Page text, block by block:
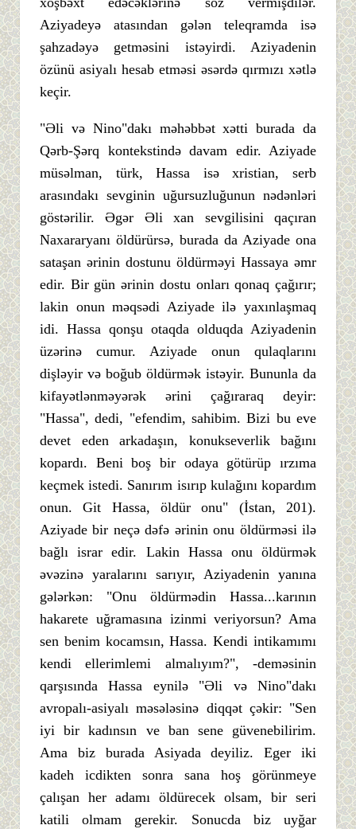
Aziyadeyə atasından gələn teleqramda isə
şahzadəyə getməsini istəyirdi. Aziyadenin
özünü asiyalı hesab etməsi əsərdə qırmızı xətlə
keçir.
"Əli və Nino"dakı məhəbbət xətti burada da
Qərb-Şərq kontekstində davam edir. Aziyade
müsəlman, türk, Hassa isə xristian, serb
arasındakı sevginin uğursuzluğunun nədənləri
göstərilir. Əgər Əli xan sevgilisini qaçıran
Naxararyanı öldürürsə, burada da Aziyade ona
sataşan ərinin dostunu öldürməyi Hassaya əmr
edir. Bir gün ərinin dostu onları qonaq çağırır;
lakin onun məqsədi Aziyade ilə yaxınlaşmaq
idi. Hassa qonşu otaqda olduqda Aziyadenin
üzərinə cumur. Aziyade onun qulaqlarını
dişləyir və boğub öldürmək istəyir. Bununla da
kifayətlənməyərək ərini çağıraraq deyir:
"Hassa", dedi, "efendim, sahibim. Bizi bu eve
devet eden arkadaşın, konukseverlik bağını
kopardı. Beni boş bir odaya götürüp ırzıma
keçmek istedi. Sanırım isırıp kulağını kopardım
onun. Git Hassa, öldür onu" (İstan, 201).
Aziyade bir neçə dəfə ərinin onu öldürməsi ilə
bağlı israr edir. Lakin Hassa onu öldürmək
əvəzinə yaralarını sarıyır, Aziyadenin yanına
gələrkən: "Onu öldürmədin Hassa...karının
hakarete uğramasına izinmi veriyorsun? Ama
sen benim kocamsın, Hassa. Kendi intikamımı
kendi ellerimlemi almalıyım?", -deməsinin
qarşısında Hassa eynilə "Əli və Nino"dakı
avropalı-asiyalı məsələsinə diqqət çəkir: "Sen
iyi bir kadınsın ve ban sene güvenebilirim.
Ama biz burada Asiyada deyiliz. Eger iki
kadeh icdikten sonra sana hoş görünmeye
çalışan her adamı öldürecek olsam, bir seri
katili olmam gerekir. Sonucda biz uyğar